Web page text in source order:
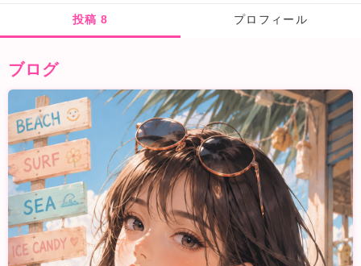
投稿 8 プロフィール
ブログ